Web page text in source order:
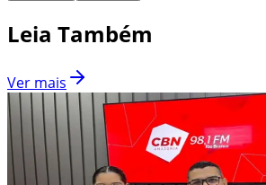
Leia Também
Ver mais